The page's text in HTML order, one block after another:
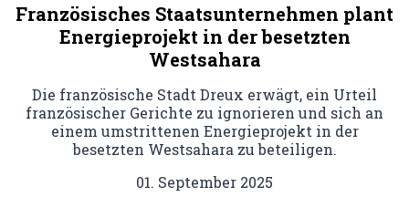
Französisches Staatsunternehmen plant
Energieprojekt in der besetzten
Westsahara
Die französische Stadt Dreux erwägt, ein Urteil
französischer Gerichte zu ignorieren und sich an
einem umstrittenen Energieprojekt in der
besetzten Westsahara zu beteiligen.
01. September 2025